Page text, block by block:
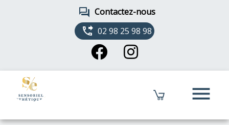
forum Contactez-nous
phone_forwarded 02 98 25 98 98
menu